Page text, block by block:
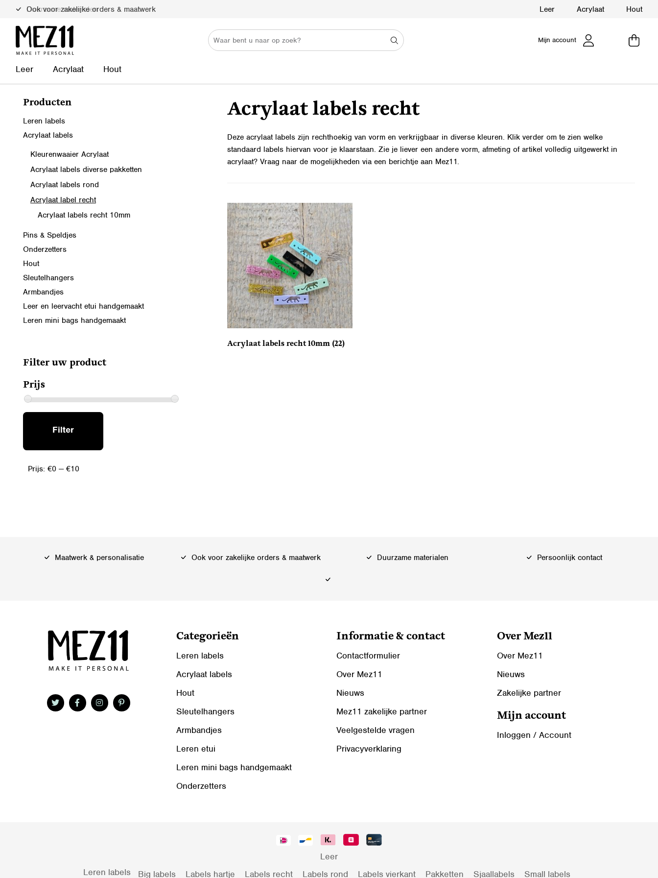
Ook voor zakelijke orders & maatwerk
Duurzame materialen Leer Acrylaat Hout
Mijn account
Leer Acrylaat Hout
Producten
Leren labels
Acrylaat labels
Kleurenwaaier Acrylaat
Acrylaat labels diverse pakketten
Acrylaat labels rond
Acrylaat label recht
Acrylaat labels recht 10mm
Pins & Speldjes
Onderzetters
Hout
Sleutelhangers
Armbandjes
Leer en leervacht etui handgemaakt
Leren mini bags handgemaakt
Filter uw product
Prijs
Filter
Prijs: €0 — €10
Acrylaat labels recht
Deze acrylaat labels zijn rechthoekig van vorm en verkrijgbaar in diverse kleuren. Klik verder om te zien welke
standaard labels hiervan voor je klaarstaan. Zie je liever een andere vorm, afmeting of artikel volledig uitgewerkt in
acrylaat? Vraag naar de mogelijkheden via een berichtje aan Mez11.
Acrylaat labels recht 10mm (22)
Maatwerk & personalisatie Ook voor zakelijke orders & maatwerk Duurzame materialen Persoonlijk contact
Categorieën
Leren labels
Acrylaat labels
Hout
Sleutelhangers
Armbandjes
Leren etui
Leren mini bags handgemaakt
Onderzetters
Informatie & contact
Contactformulier
Over Mez11
Nieuws
Mez11 zakelijke partner
Veelgestelde vragen
Privacyverklaring
Over Mez11
Over Mez11
Nieuws
Zakelijke partner
Mijn account
Inloggen / Account
Leer
Leren labels
Big labels Labels hartje Labels recht Labels rond Labels vierkant Pakketten Sjaallabels Small labels